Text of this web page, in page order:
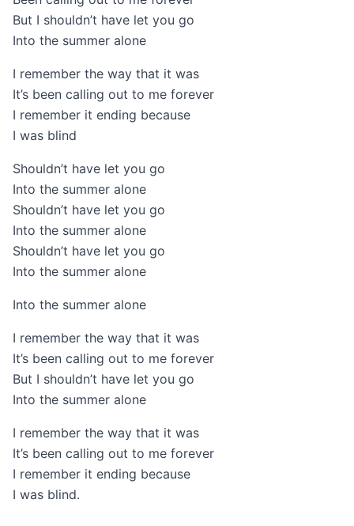
But I shouldn’t have let you go
Into the summer alone
I remember the way that it was
It’s been calling out to me forever
I remember it ending because
I was blind
Shouldn’t have let you go
Into the summer alone
Shouldn’t have let you go
Into the summer alone
Shouldn’t have let you go
Into the summer alone
Into the summer alone
I remember the way that it was
It’s been calling out to me forever
But I shouldn’t have let you go
Into the summer alone
I remember the way that it was
It’s been calling out to me forever
I remember it ending because
I was blind.